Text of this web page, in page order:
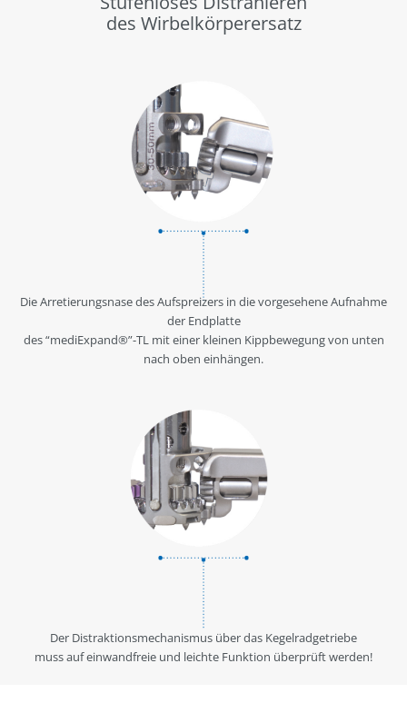
des Wirbelkörperersatz
Die Arretierungsnase des Aufspreizers in die vorgesehene Aufnahme
der Endplatte
des “mediExpand®”-TL mit einer kleinen Kippbewegung von unten
nach oben einhängen.
Der Distraktionsmechanismus über das Kegelradgetriebe
muss auf einwandfreie und leichte Funktion überprüft werden!